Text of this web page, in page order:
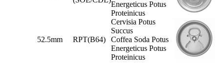
Energeticus Potus
Proteinicus
52.5mm RPT(B64)
Cervisia Potus
Succus
Coffea Soda Potus
Energeticus Potus
Proteinicus